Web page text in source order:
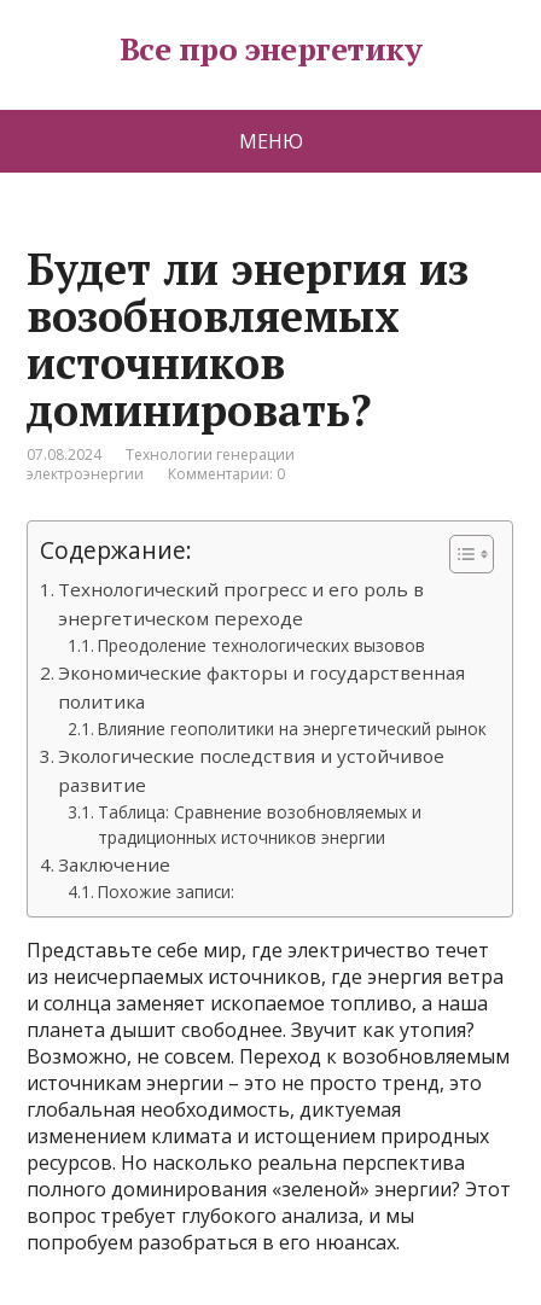
Все про энергетику
МЕНЮ
Будет ли энергия из
возобновляемых
источников
доминировать?
07.08.2024
Технологии генерации
электроэнергии
Комментарии: 0
Содержание:
Технологический прогресс и его роль в
энергетическом переходе
Преодоление технологических вызовов
Экономические факторы и государственная
политика
Влияние геополитики на энергетический рынок
Экологические последствия и устойчивое
развитие
Таблица: Сравнение возобновляемых и
традиционных источников энергии
Заключение
Похожие записи:
Представьте себе мир, где электричество течет
из неисчерпаемых источников, где энергия ветра
и солнца заменяет ископаемое топливо, а наша
планета дышит свободнее. Звучит как утопия?
Возможно, не совсем. Переход к возобновляемым
источникам энергии – это не просто тренд, это
глобальная необходимость, диктуемая
изменением климата и истощением природных
ресурсов. Но насколько реальна перспектива
полного доминирования «зеленой» энергии? Этот
вопрос требует глубокого анализа, и мы
попробуем разобраться в его нюансах.